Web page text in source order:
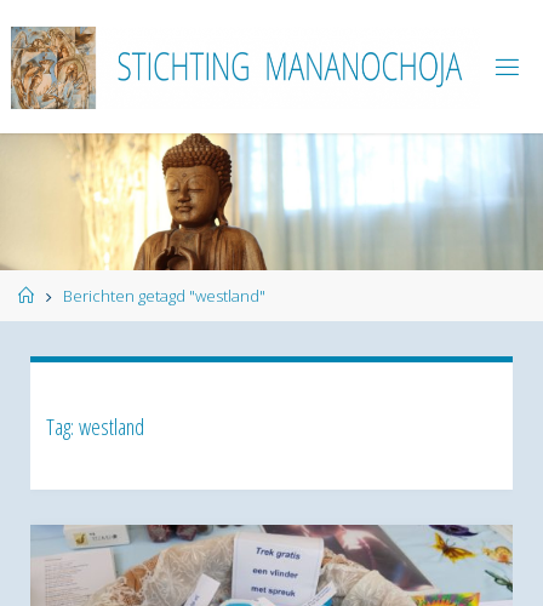
naar
de
inhoud
HomeBerichten getagd "westland"
Tag:westland